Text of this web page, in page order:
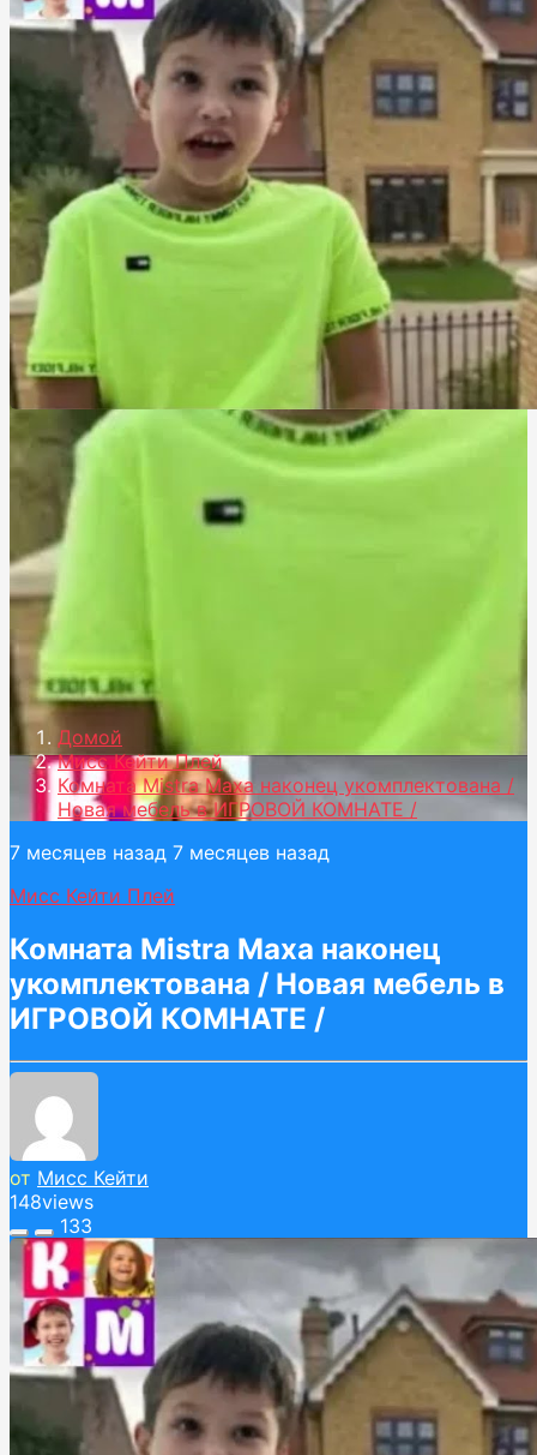
Домой
Мисс Кейти Плей
Комната Mistra Maxa наконец укомплектована /
Новая мебель в ИГРОВОЙ КОМНАТЕ /
7 месяцев назад 7 месяцев назад
Мисс Кейти Плей
Комната Mistra Maxa наконец
укомплектована / Новая мебель в
ИГРОВОЙ КОМНАТЕ /
от Мисс Кейти
148views
133